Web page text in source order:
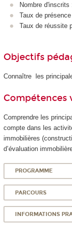
Nombre d'inscrits
Taux de
Taux de réussite
Objectifs
Connaître les
Compétences
Comprendre les
compte dans les
immobilières
d’évaluation
PROGRAMME
PARCOURS
INFORMATIONS